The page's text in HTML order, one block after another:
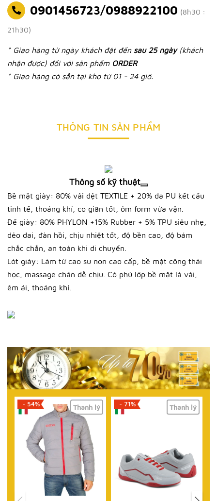
0901456723/0988922100 (8h30 :
21h30)
* Giao hàng từ ngày khách đặt đến sau 25 ngày (khách
nhận được) đối với sản phẩm ORDER
* Giao hàng có sẵn tại kho từ 01 - 24 giờ.
THÔNG TIN SẢN PHẨM
Thông số kỹ thuật
Bề mặt giày: 80% vải dệt TEXTILE + 20% da PU kết cấu
tinh tế, thoáng khí, co giãn tốt, ôm form vừa vặn.
Đế giày: 80% PHYLON +15% Rubber + 5% TPU siêu nhẹ,
dẻo dai, đàn hồi, chịu nhiệt tốt, độ bền cao, độ bám
chắc chắn, an toàn khi di chuyển.
Lót giày: Làm từ cao su non cao cấp, bề mặt công thái
học, massage chân dễ chịu. Có phủ lớp bề mặt là vải,
êm ái, thoáng khí.
Thanh lý - 71% Thanh lý - 61%